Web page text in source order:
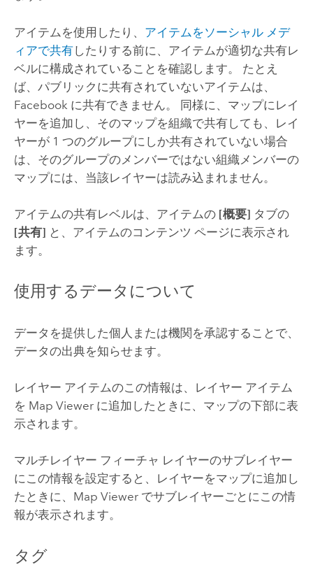
アイテムを使用したり、 アイテムをソーシャル メデ
ィアで共有したりする前に、アイテムが適切な共有レ
ベルに構成されていることを確認します。 たとえ
ば、パブリックに共有されていないアイテムは、
Facebook に共有できません。 同様に、マップにレイ
ヤーを追加し、そのマップを組織で共有しても、レイ
ヤーが 1 つのグループにしか共有されていない場合
は、そのグループのメンバーではない組織メンバーの
マップには、当該レイヤーは読み込まれません。
アイテムの共有レベルは、アイテムの [概要] タブの
[共有] と、アイテムのコンテンツ ページに表示され
ます。
使用するデータについて
データを提供した個人または機関を承認することで、
データの出典を知らせます。
レイヤー アイテムのこの情報は、レイヤー アイテム
を Map Viewerに追加したときに、マップの下部に表
示されます。
マルチレイヤー フィーチャ レイヤーのサブレイヤー
にこの情報を設定すると、レイヤーをマップに追加し
たときに、 Map Viewerでサブレイヤーごとにこの情
報が表示されます。
タグ